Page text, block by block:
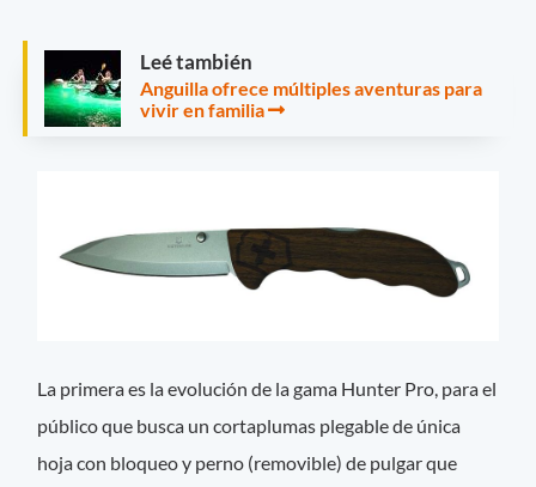
Leé también
Anguilla ofrece múltiples aventuras para
vivir en familia
La primera es la evolución de la gama Hunter Pro, para el
público que busca un cortaplumas plegable de única
hoja con bloqueo y perno (removible) de pulgar que